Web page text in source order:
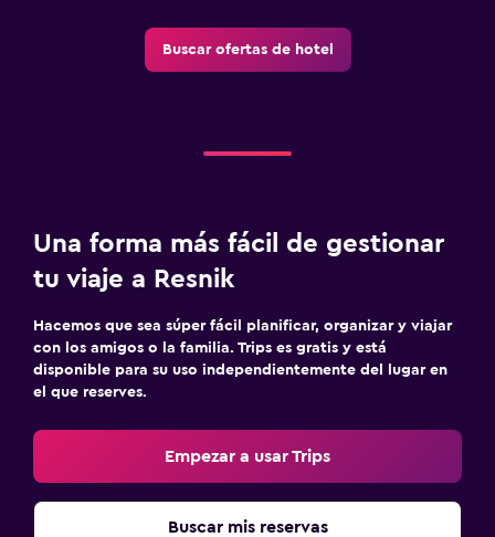
Buscar ofertas de hotel
Una forma más fácil de gestionar
tu viaje a Resnik
Hacemos que sea súper fácil planificar, organizar y viajar
con los amigos o la familia. Trips es gratis y está
disponible para su uso independientemente del lugar en
el que reserves.
Empezar a usar Trips
Buscar mis reservas